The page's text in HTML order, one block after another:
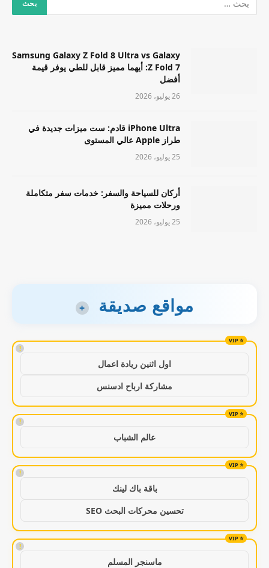
Samsung Galaxy Z Fold 8 Ultra vs Galaxy
Z Fold 7: أيهما مميز قابل للطي يوفر قيمة
أفضل
26 يوليو، 2026
iPhone Ultra قادم: ست ميزات جديدة في
طراز Apple عالي المستوى
25 يوليو، 2026
أركان للسياحة والسفر: خدمات سفر متكاملة
ورحلات مميزة
25 يوليو، 2026
مواقع صديقة +
!
اول اثنين ريادة اعمال
مشاركة ارباح ادسنس
!
عالم الشباب
!
باقة باك لينك
تحسين محركات البحث SEO
!
ماسنجر المسلم